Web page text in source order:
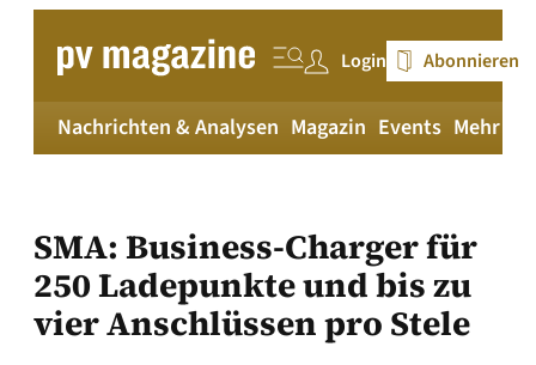
springen
Login Abonnieren
Nachrichten & Analysen Magazin Events Mehr
SMA: Business-Charger für
250 Ladepunkte und bis zu
vier Anschlüssen pro Stele